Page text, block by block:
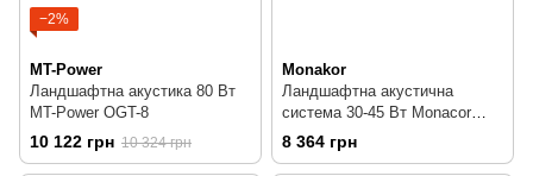
−2%
MT-Power
Ландшафтна акустика 80 Вт
MT-Power OGT-8
10 122 грн 10 324 грн
Monakor
Ландшафтна акустична
система 30-45 Вт Monacor
GLS-351 / GR
8 364 грн